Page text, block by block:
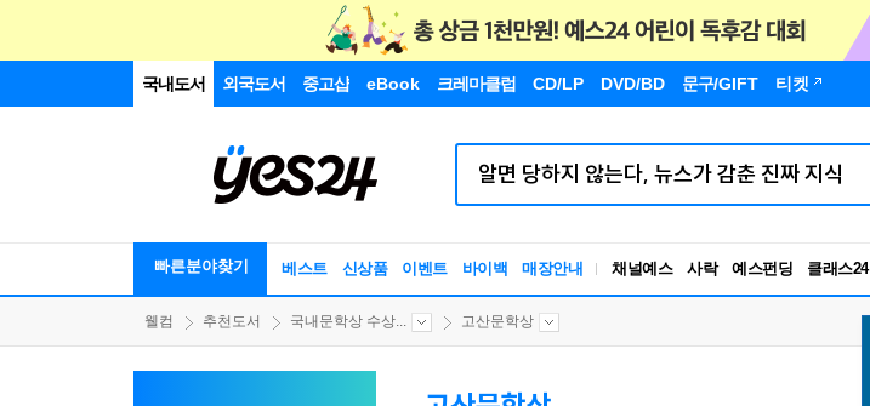
국내도서 외국도서 중고샵 eBook 크레마클럽 CD/LP DVD/BD 문구/GIFT 티켓
빠른분야찾기 베스트 신상품 이벤트 바이백 매장안내 채널예스 사락 예스펀딩 클래스24
웰컴 추천도서 국내문학상 수상... 고산문학상